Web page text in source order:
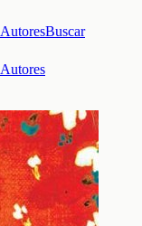
AutoresBuscar
Autores